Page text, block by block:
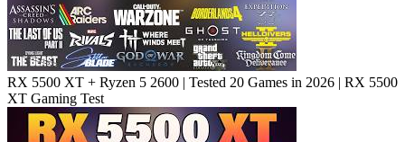
RX 5500 XT + Ryzen 5 2600 | Tested 20 Games in 2026 | RX 5500
XT Gaming Test